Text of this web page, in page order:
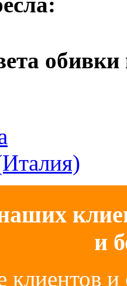
обивки
и
клиентов и